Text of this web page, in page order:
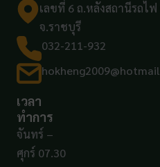
เลขที่ 6 ถ.หลังสถานีรถไ
จ.ราชบุรี
032-211-932
เวลา
ทำการ
จันทร์ –
ศุกร์ 07.30